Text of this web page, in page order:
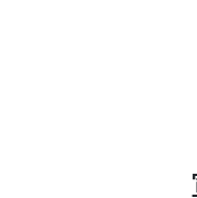
主食類，不宜全部
容易同時攝取過多
附件03、04。 3.檢